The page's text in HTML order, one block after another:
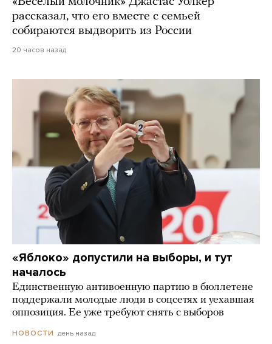
рассказал, что его вместе с семьей
собираются выдворить из России
20 часов назад
«Яблоко» допустили на выборы, и тут
началось
Единственную антивоенную партию в бюллетене
поддержали молодые люди в соцсетях и уехавшая
оппозиция. Ее уже требуют снять с выборов
НОВОСТИ день назад